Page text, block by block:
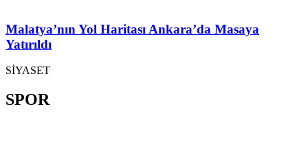
Malatya’nın Yol Haritası Ankara’da Masaya
Yatırıldı
SİYASET
SPOR